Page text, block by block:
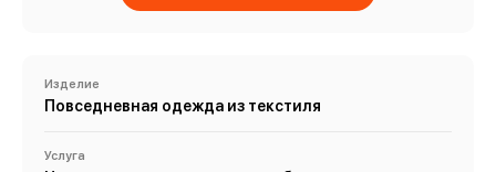
Изделие
Повседневная одежда из текстиля
Услуга